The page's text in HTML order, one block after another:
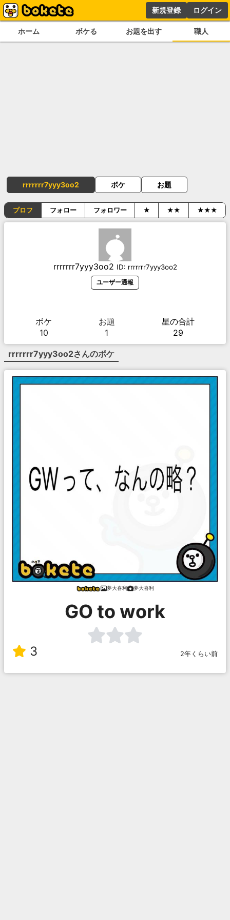
新規登録 ログイン
ホーム ボケる お題を出す 職人
rrrrrrr7yyy3oo2 ボケ お題
プロフ フォロー フォロワー ★ ★★ ★★★
rrrrrrr7yyy3oo2 ID: rrrrrrr7yyy3oo2
ユーザー通報
ボケ
10
お題
1
星の合計
29
rrrrrrr7yyy3oo2さんのボケ
夢大喜利 夢大喜利
GO to work
3 2年くらい前